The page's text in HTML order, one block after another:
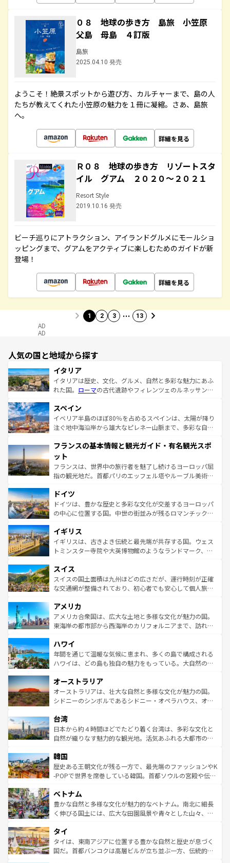
０８ 地球の歩き方 島旅 小笠原
父島 母島 ４訂版
島旅
2025.04.10 発売
ようこそ！絶景スポットから遊び方、カルチャーまで、島の人
たちが教えてくれた小笠原の魅力を１冊に凝縮。さあ、島旅
へ。
詳細を見る
Ｒ０８ 地球の歩き方 リゾートスタ
イル グアム ２０２０～２０２１
Resort Style
2019.10.16 発売
ビーチ巡りにアトラクション、アイランドグルメにモールショ
ッピングまで、グアムをアクティブに楽しむためのガイドが新
登場！
詳細を見る
1 2 3 … 13
AD
AD
人気の国と地域から探す
イタリア
イタリアは歴史、文化、グルメ、自然と多彩な魅力にあふ
れた国。 ローマの古代遺跡やフィレンツェのルネッサンス
ろん、トスカーナの美しい田園風景やアマルフィ海岸の絶
景など、自然景観も見逃せない。観光の合間には、本場の
ピザやパスタなど、絶品のイタリア料理を堪能することも
ませてくれるイタリアで、忘れられない旅をしてみよう！
なお、新着のイタリア情報は
しい。
スペイン
イベリア半島のほぼ80％を占めるスペインは、太陽が降り
注ぐ地中海沿岸から雄大なピレネー山脈まで、多彩な自然
文化が根付くこの国では、情熱的なフラメンコ、熱気あふ
れる闘牛、そして美味しいタパスが生活の一部となってい
る。首都マドリードの洗練された雰囲気や、バルセロナの
アートに溢れた街角から、地方では古代ローマ遺跡や中世
せる。地方によって風土や気候が異なるスペインはその個
性で訪れる人を魅了する。 なお、新着のスペイン情報は コ
ンテンツ一覧を参照してほしい。
フランスの基本情報と観光ガイド・有名観光スポ
ット
フランスは、世界中の旅行者を魅了し続けるヨーロッパ屈
指の観光地だ。首都パリのエッフェル塔やルーブル美術館
で、幅広い魅力が詰まっている。華麗な宮殿、歴史的な大
聖堂、美しいビーチ、そして豊かな自然が、訪れる者を心
から魅了する。また、フランスは美食の国としても知ら
いる。シャンパンの発祥地であるランス、プロヴァンスの
香り高いラベンダー畑など、多彩な楽しみ方が可能だ。さ
らに、パリ以外の地域にも魅力が溢れており、どの街角に
れる地方に足を運ぶとそれぞれで全く異なる文化を体験で
きるだろう。 なお、新着のフランス情報はコンテンツ一覧
を参照してほしい。
ドイツ
ドイツは、豊かな歴史と多彩な文化が交差するヨーロッパ
の中心に位置する国。中世の街並みが残るロマンチック街
顔を持つこの国は、どこを歩いても飽きることがない。ベ
ルリンの文化的活気、バイエルン州のアルプスの絶景、そ
してライン川沿いのワイン畑といった風景は必見。ビール
は、お酒好きな人にはぜひ体験してほしい。 なお、新着の
ドイツ情報はコンテンツ一覧を参照してほしい。
イギリス
イギリスは、古きよき伝統と最先端が共存する国。ウェス
トミンスター寺院や大英博物館のようなランドマーク、歴
リアごとに異なる魅力がある。また、優雅なアフタヌーン
ティー、ビール好きにはたまらない英国パブ、サッカー観
戦など、本場だからこそできる体験も豊富。イギリスを旅
ンツ一覧を参照してほしい。
スイス
スイスの国土面積は九州ほどの広さだが、運行時刻が正確
な交通網が整備されており、初心者でも安心して個人旅行
の建物がそのまま残る町や、スイスならではのユニークな
博物館もあり、アルプス観光だけでなく町歩きも満喫する
ことができる。国民の所得が高いため物価も高いが、旅行
ば市内交通費無料で観光を楽しむこともできる。 なお、新
着のスイス情報はコンテンツ一覧 を参照してほしい。
アメリカ
アメリカ合衆国は、広大な土地と多様な文化が魅力の国。
東海岸の都市部から西海岸のカリフォルニアまで、訪れる
のような巨大都市は、観光、ショッピング、エンターテイ
ンメントが詰まった刺激的なスポットだ。一方、アメリカ
西部には大自然が広がり、グランドキャニオンやイエロー
部のニューオーリンズでは、音楽と美食が融合した独特の
文化が魅力。旅行者はアメリカの各地域で異なる魅力を楽
しみながら、その多様性と豊かな歴史を感じることができ
ならではの贅沢な旅のスタイルだ。 なお、新着のアメリカ
情報はコンテンツ一覧を参照してほしい。
ハワイ
年間を通じて温暖な気候に恵まれ、多くの島で構成される
ハワイは、どの島も独自の魅力をもっている。大自然の神
ワイ島は見逃せない。また、定番の観光地といえばオアフ
島だが、静かな自然を求めるならマウイ島やカウアイ島が
おすすめ。エメラルドグリーンに輝く海をはじめ、豊かな
れるおもてなしの心で訪れる人々を迎えてくれるハワイの
人々、おいしいローカルフードやハワイアンミュージッ
ク、伝統的なフラダンスなど、すべてがハワイの魅力を彩
ワイを、存分に味わってほしい。 なお、新着のハワイ情報
はコンテンツ一覧を参照してほしい。
オーストラリア
オーストラリアは、壮大な自然と多様な文化が魅力の国。
シドニーのシンボルであるシドニー・オペラハウス、オー
リアリーフや大陸中央部にそびえるウルル（エアーズロッ
ク）、タスマニアの美しい原生林やケアンズの熱帯雨林な
ど、見どころがたくさん。また、カフェやワイン、オージ
いる。アクティビティも充実しており、サーフィンやダイ
ビング、ハイキングなど、アウトドア好きにはたまらな
い。オーストラリアの多彩な魅力を存分に味わいつくそ
参照してほしい。
台湾
日本から約４時間ほどでたどり着く台湾は、多彩な文化と
自然が織りなす魅力的な観光地。活気あふれる大都市の台
ン）、静ひつな山岳地帯である台湾東部など、都市の喧騒
と山間の静けさが共存しており、訪れる人に新しい発見と
驚きをもたらしてくれる。また、奥深い台湾の食文化も魅
容にもいいと評判のスイーツなど、バラエティ豊かな料理
が味わえる。 なお、新着の台湾情報は コンテンツ一覧を参
照してほしい。
韓国
歴史ある王朝文化が残る一方で、最先端のファッションやK
-POPで世界を席巻している韓国。首都ソウルの宮殿や伝統
き、地方に足を延ばせば四季折々の自然美を楽しむことが
できる。そして、キムチや焼肉、絶品のストリートフード
まで、さまざまな韓国料理が待っている。夜には、韓国な
リティに包まれながら、韓国の多彩な魅力を心ゆくまで味
わってみてほしい。 なお、新着の韓国情報はコンテンツ一
覧を参照してほしい。
ベトナム
豊かな自然と多様な文化が魅力的なベトナム。南北に細長
く伸びる国土には、広大な田園風景や青々とした山々、世
急速な発展と共に伝統が息づく。ハノイの古い町並みやホ
ーチミン市のフランス統治時代の建物も、独特の雰囲気を
醸し出している。また、バラエティの豊かさとおいしさで
タイ
タイは、東南アジアに位置する豊かな自然と歴史が息づく
国だ。首都バンコクは高層ビルが立ち並ぶ一方、伝統的な